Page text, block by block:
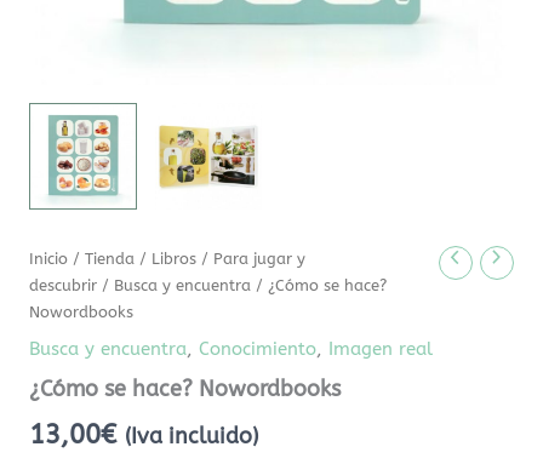
Inicio /Tienda / Libros / Para jugar y
descubrir / Busca y encuentra / ¿Cómo se hace?
Nowordbooks
Busca y encuentra,Conocimiento, Imagen real
¿Cómo se hace? Nowordbooks
13,00€ (Iva incluido)